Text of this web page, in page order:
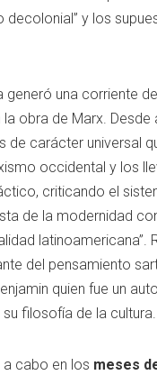
decolonial” y los
generó una corriente
obra de Marx. Desde
de carácter universal
occidental y los
criticando el
de la modernidad
latinoamericana”.
del pensamiento
quien fue un
filosofía de la cultura.
a cabo en los meses